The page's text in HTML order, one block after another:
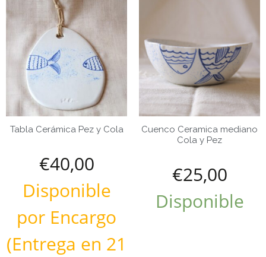
Tabla Cerámica Pez y Cola
€40,00
Disponible
por Encargo
(Entrega en 21
Cuenco Ceramica mediano
Cola y Pez
€25,00
Disponible